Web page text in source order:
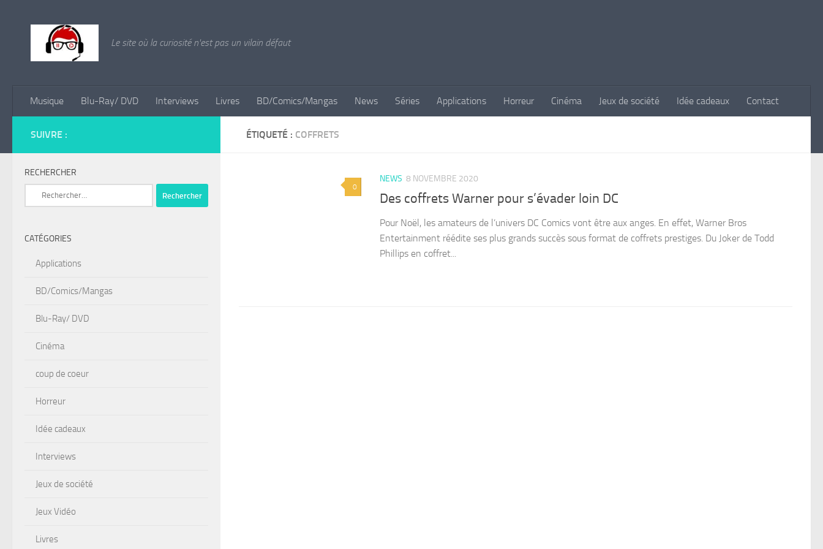
Le site où la curiosité n'est pas un vilain défaut
Musique Blu-Ray/ DVD Interviews Livres BD/Comics/Mangas News Séries Applications Horreur Cinéma Jeux de société Idée cadeaux Contact
ÉTIQUETÉ : COFFRETS
0
NEWS 8 NOVEMBRE 2020
Des coffrets Warner pour s’évader loin DC
Pour Noël, les amateurs de l’univers DC Comics vont être aux anges. En effet, Warner Bros
Entertainment réédite ses plus grands succès sous format de coffrets prestiges. Du Joker de Todd
Phillips en coffret...
SUIVRE :
RECHERCHER
Rechercher :
CATÉGORIES
Applications
BD/Comics/Mangas
Blu-Ray/ DVD
Cinéma
coup de coeur
Horreur
Idée cadeaux
Interviews
Jeux de société
Jeux Vidéo
Livres